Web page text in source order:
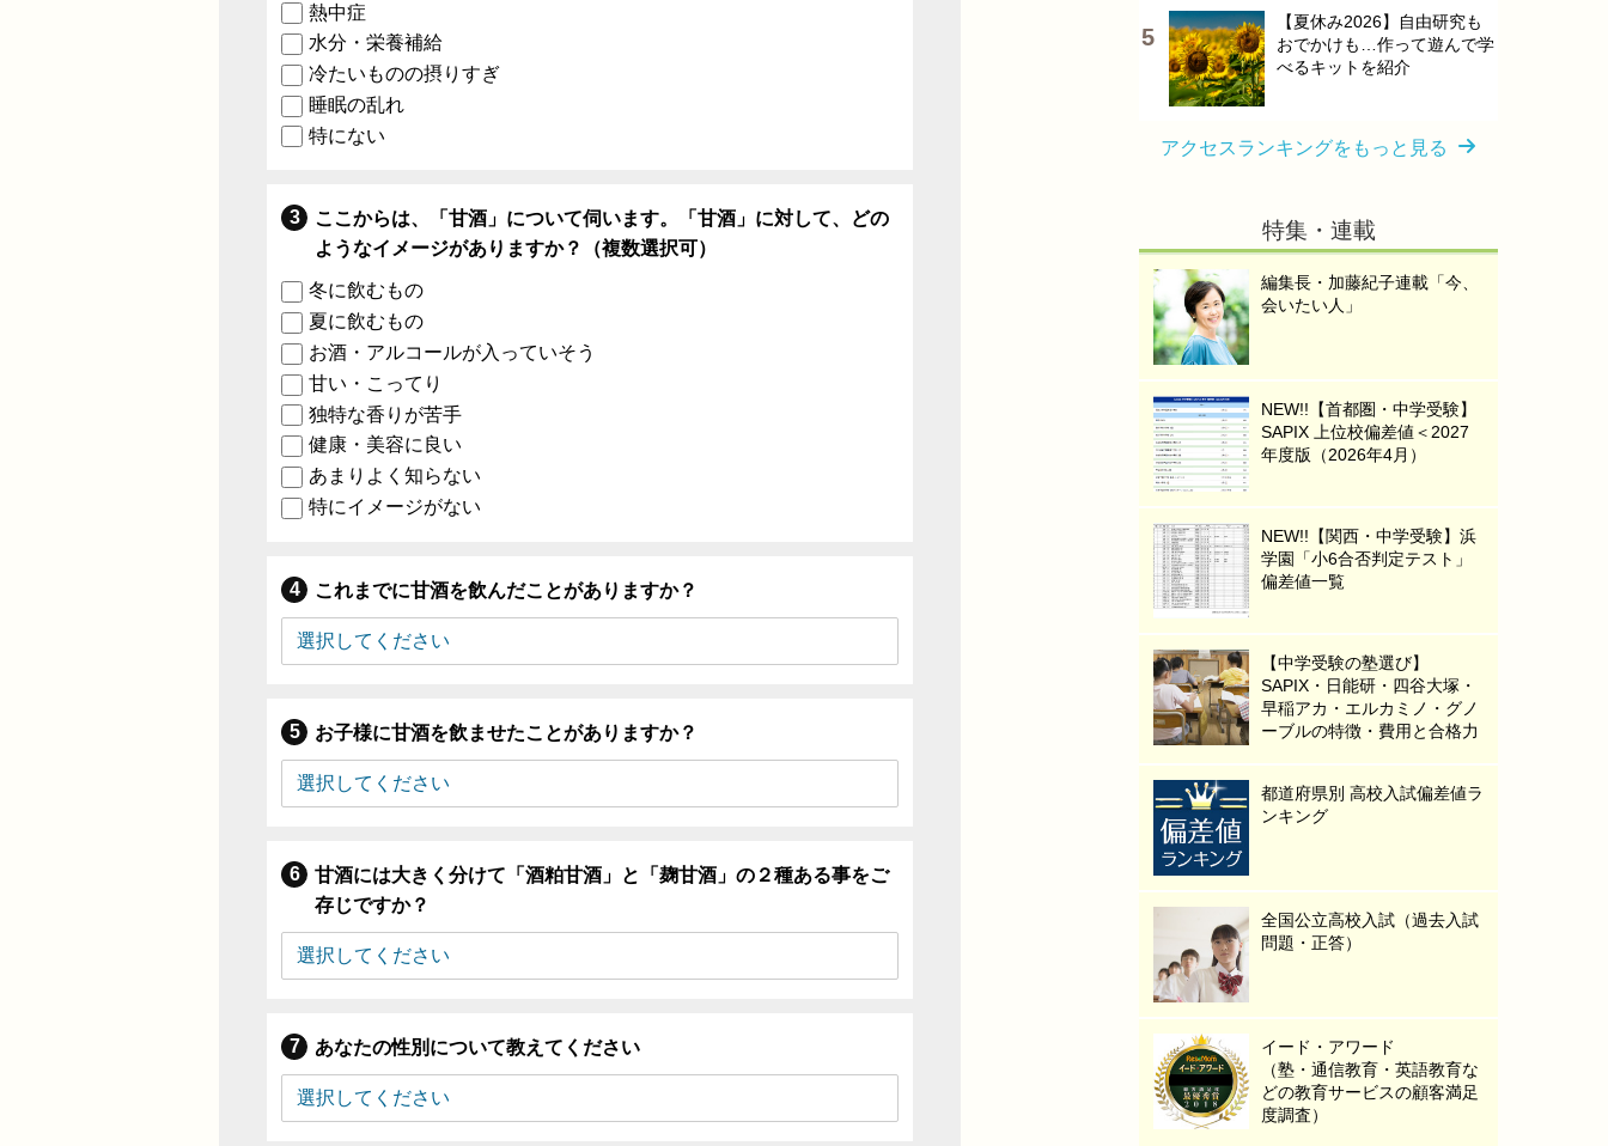
熱中症
水分・栄養補給
冷たいものの摂りすぎ
睡眠の乱れ
特にない
ここからは、「甘酒」について伺います。「甘酒」に対して、どの
ようなイメージがありますか？（複数選択可）
冬に飲むもの
夏に飲むもの
お酒・アルコールが入っていそう
甘い・こってり
独特な香りが苦手
健康・美容に良い
あまりよく知らない
特にイメージがない
これまでに甘酒を飲んだことがありますか？
お子様に甘酒を飲ませたことがありますか？
甘酒には大きく分けて「酒粕甘酒」と「麹甘酒」の２種ある事をご
存じですか？
あなたの性別について教えてください
【夏休み2026】自由研究も
おでかけも…作って遊んで学
べるキットを紹介
アクセスランキングをもっと見る
特集・連載
編集長・加藤紀子連載「今、
会いたい人」
NEW!!【首都圏・中学受験】
SAPIX 上位校偏差値＜2027
年度版（2026年4月）
NEW!!【関西・中学受験】浜
学園「小6合否判定テスト」
偏差値一覧
【中学受験の塾選び】
SAPIX・日能研・四谷大塚・
早稲アカ・エルカミノ・グノ
ーブルの特徴・費用と合格力
都道府県別 高校入試偏差値ラ
ンキング
全国公立高校入試（過去入試
問題・正答）
イード・アワード
（塾・通信教育・英語教育な
どの教育サービスの顧客満足
度調査）